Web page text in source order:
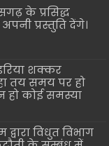
के प्रसिद्ध
प्रस्तुति देंगे।
शक्कर
तय समय पर हो
हो कोई समस्या
विधुत विभाग